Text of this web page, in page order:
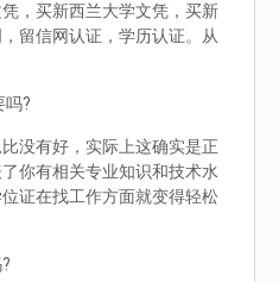
，买新西兰大学文凭，买新
留信网认证，学历认证。从
吗?
没有好，实际上这确实是正
你有相关专业知识和技术水
证在找工作方面就变得轻松